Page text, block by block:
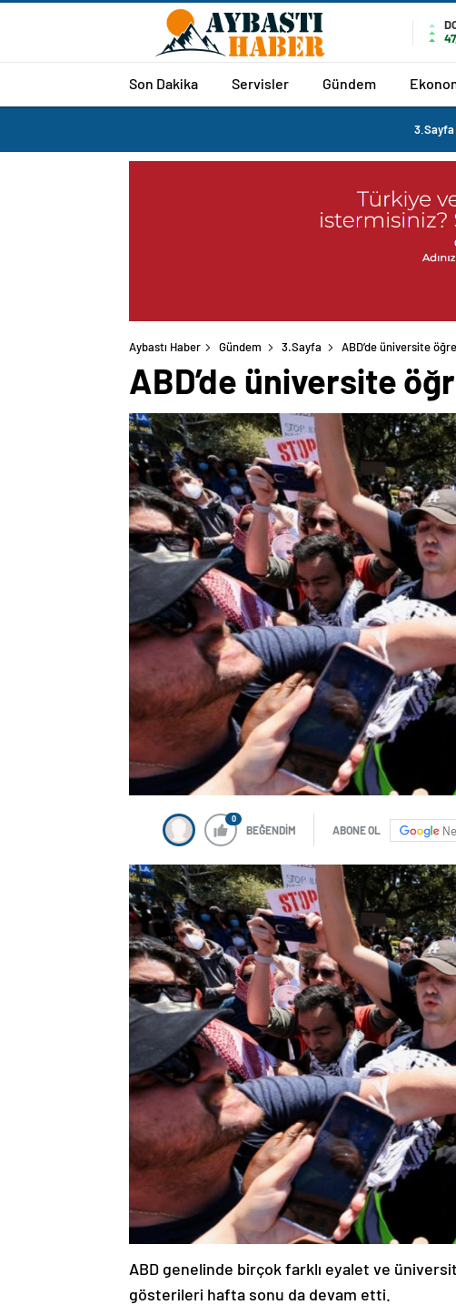
Son Dakika Servisler Gündem
3.Sayfa
Aybastı Haber Gündem 3.Sayfa ABD’de üniversite
ABD’de üniversite
0
BEĞENDİM ABONE OL
ABD genelinde birçok farklı eyalet ve
gösterileri hafta sonu da devam etti.